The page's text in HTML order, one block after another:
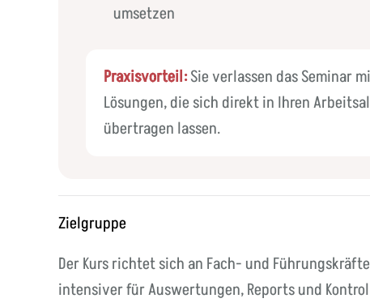
umsetzen
Praxisvorteil:Sie verlassen das Seminar
Lösungen, die sich direkt in Ihren
übertragen lassen.
Zielgruppe
Der Kurs richtet sich an Fach- und
intensiver für Auswertungen, Reports und